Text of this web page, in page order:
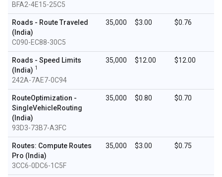
BFA2-4E15-25C5
Roads - Route Traveled
(India)
C090-EC88-30C5
35,000 $3.00 $0.76
Roads - Speed Limits
(India) 1
242A-7AE7-0C94
35,000 $12.00 $12.00
RouteOptimization -
SingleVehicleRouting
(India)
93D3-73B7-A3FC
35,000 $0.80 $0.70
Routes: Compute Routes
Pro (India)
3CC6-0DC6-1C5F
35,000 $3.00 $0.75